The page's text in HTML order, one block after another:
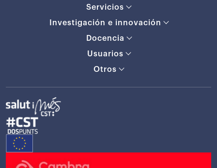
Servicios
Investigación e innovación
Docencia
Usuarios
Otros